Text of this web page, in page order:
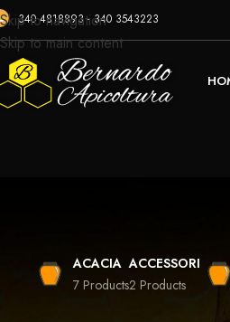
Skip to navigation
Skip to main content
340 4818893 - 340 3543223
ACACIA
7 Products
ACCESSORI
2 Products